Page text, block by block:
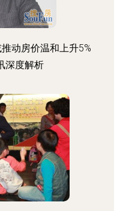
动房价温和上升5%
深度解析